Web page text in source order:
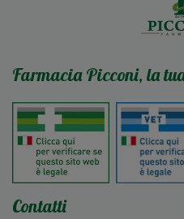
Farmacia Picconi, la
Contatti